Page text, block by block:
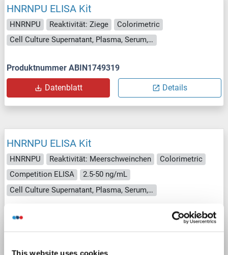
This website uses cookies
HNRNPU ELISA Kit
HNRNPU Reaktivität: Ziege
Colorimetric
Cell Culture Supernatant, Plasma, Serum, Tissue Homogenate
Produktnummer ABIN1749319
Datenblatt Details
HNRNPU ELISA Kit
HNRNPU Reaktivität: Meerschweinchen
Colorimetric
Competition ELISA
2.5-50 ng/mL
Cell Culture Supernatant, Plasma, Serum, Tissue Homogenate
Produktnummer ABIN1748096